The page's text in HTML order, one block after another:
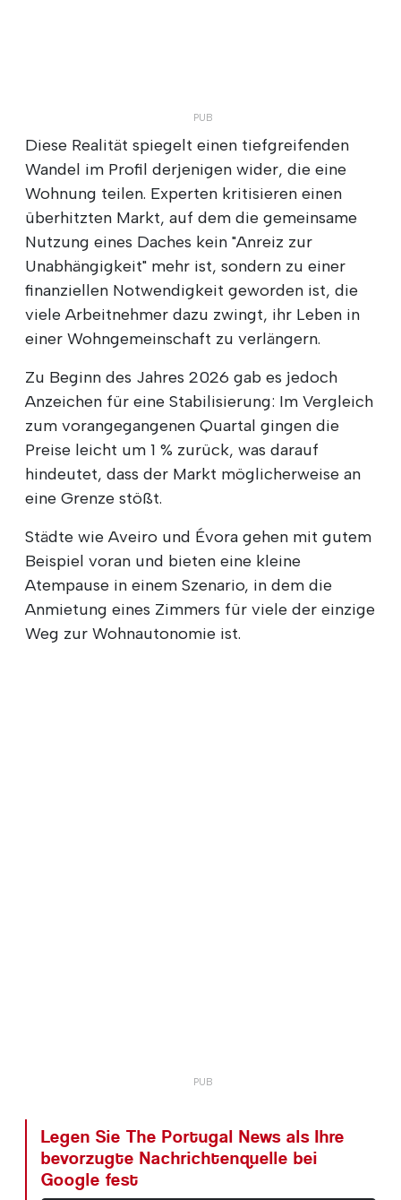
Diese Realität spiegelt einen tiefgreifenden
Wandel im Profil derjenigen wider, die eine
Wohnung teilen. Experten kritisieren einen
überhitzten Markt, auf dem die gemeinsame
Nutzung eines Daches kein "Anreiz zur
Unabhängigkeit" mehr ist, sondern zu einer
finanziellen Notwendigkeit geworden ist, die
viele Arbeitnehmer dazu zwingt, ihr Leben in
einer Wohngemeinschaft zu verlängern.
Zu Beginn des Jahres 2026 gab es jedoch
Anzeichen für eine Stabilisierung: Im Vergleich
zum vorangegangenen Quartal gingen die
Preise leicht um 1 % zurück, was darauf
hindeutet, dass der Markt möglicherweise an
eine Grenze stößt.
Städte wie Aveiro und Évora gehen mit gutem
Beispiel voran und bieten eine kleine
Atempause in einem Szenario, in dem die
Anmietung eines Zimmers für viele der einzige
Weg zur Wohnautonomie ist.
Legen Sie The Portugal News als Ihre
bevorzugte Nachrichtenquelle bei
Google fest